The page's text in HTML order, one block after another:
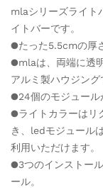
mlaシリーズライト
イトバーです。
●たった5.5cmの厚
●mlaは、両端に透
アルミ製ハウジング
●24個のモジュール
●ライトカラーはリ
き、ledモジュール
利用いただけます。
●3つのインストー
ール。